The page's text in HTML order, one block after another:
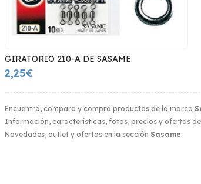
Encuentra, compara y compra productos de la marca
Información, características, fotos, precios y ofertas
Novedades, outlet y ofertas en la sección Sasame.
GIRATORIO 210-A DE SASAME
2,25€